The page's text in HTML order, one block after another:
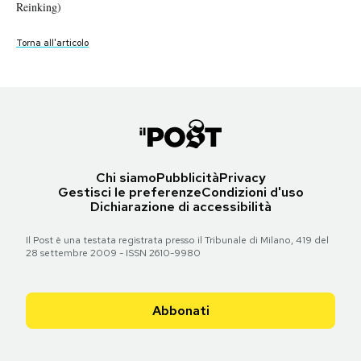
Notifiche mobile
Reinking)
Torna all'articolo
Torna all'articolo
Chi siamoPubblicitàPrivacy
Gestisci le preferenzeCondizioni d'uso
Dichiarazione di accessibilità
Il Post è una testata registrata presso il Tribunale di Milano, 419 del
28 settembre 2009 - ISSN 2610-9980
Abbonati